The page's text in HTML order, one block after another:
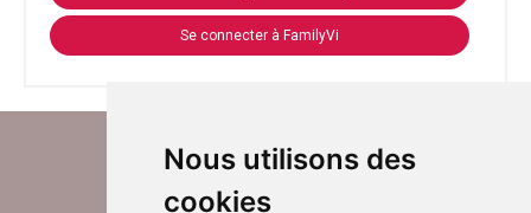
Nous utilisons des
cookies
Se connecter à FamilyVi